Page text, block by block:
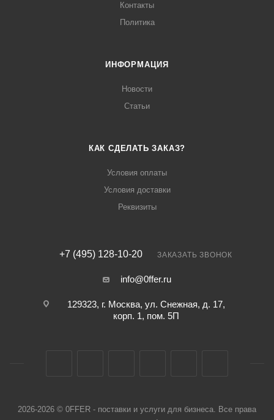
Контакты
Политика
ИНФОРМАЦИЯ
Новости
Статьи
КАК СДЕЛАТЬ ЗАКАЗ?
Условия оплаты
Условия доставки
Реквизиты
+7 (495) 128-10-20 ЗАКАЗАТЬ ЗВОНОК
info@0ffer.ru
129323, г. Москва, ул. Снежная, д. 17,
корп. 1, пом. 5П
2026-2026 © 0FFER - поставки и услуги для бизнеса. Все права